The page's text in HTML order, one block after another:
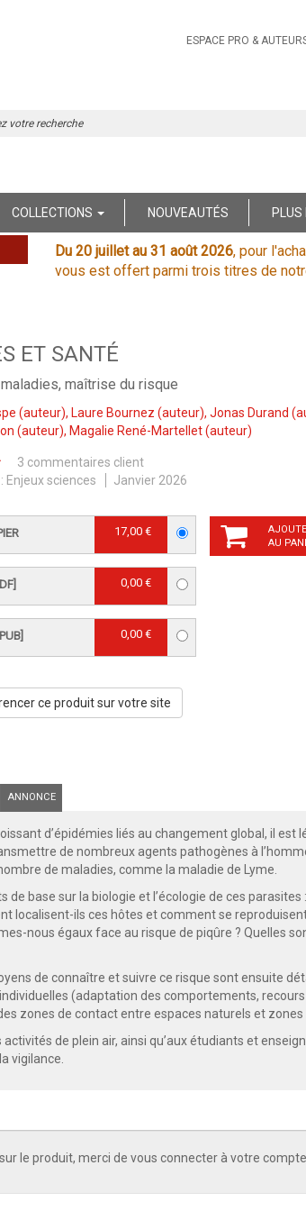
ESPACE PRO &
COLLECTIONS NOUVEAUTÉS PLUS
Du 20 juillet au 31 août 2026, pour
vous est offert parmi trois titres de
ET SANTÉ
maîtrise du risque
(auteur), Laure Bournez (auteur), Jonas Durand
(auteur), Magalie René-Martellet(auteur)
3 commentaires client
Enjeux sciences Janvier 2026
17,00 €
0,00 €
0,00 €
AU
ce produit sur votre site
ANNONCE
d’épidémies liés au changement global, il est
de nombreux agents pathogènes à
de maladies, comme la maladie de Lyme.
base sur la biologie et l’écologie de ces parasites
localisent-ils ces hôtes et comment se
nous égaux face au risque de piqûre ? Quelles
de connaître et suivre ce risque sont ensuite
(adaptation des comportements,
zones de contact entre espaces naturels et zones
de plein air, ainsi qu’aux étudiants et
vigilance.
le produit, merci de vous connecter à votre compte.